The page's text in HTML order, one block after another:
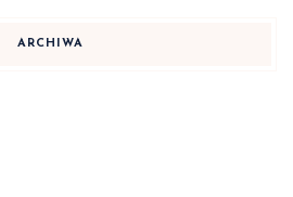
ARCHIWA